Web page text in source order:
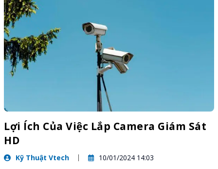
Lợi Ích Của Việc Lắp Camera Giám Sát
HD
Kỹ Thuật Vtech 10/01/2024 14:03